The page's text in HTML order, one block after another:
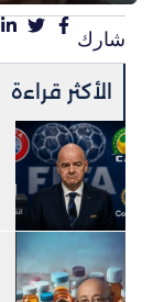
شارك
الأكثر قراءة